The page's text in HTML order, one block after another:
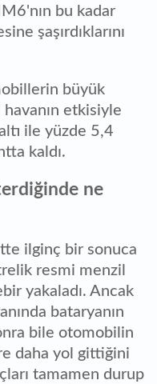
bu kadar
şaşırdıklarını
büyük
havanın etkisiyle
ile yüzde 5,4
kaldı.
ne
ilginç bir sonuca
resmi menzil
yakaladı. Ancak
bataryanın
bile otomobilin
daha yol gittiğini
tamamen durup